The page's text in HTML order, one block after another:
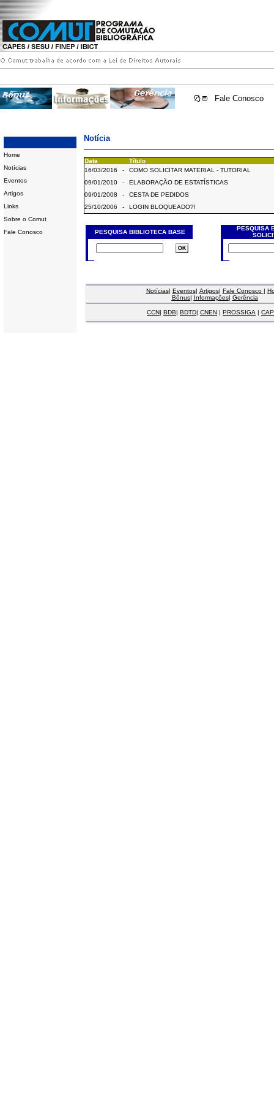
Fale Conosco
Home
Notícias
Eventos
Artigos
Links
Sobre o Comut
Fale Conosco
Notícia
Data
Título
16/03/2016
-
COMO SOLICITAR MATERIAL - TUTORIAL
09/01/2010
-
ELABORAÇÃO DE ESTATÍSTICAS
09/01/2008
-
CESTA DE PEDIDOS
25/10/2006
- LOGIN BLOQUEADO?!
PESQUISA BIBLIOTECA BASE
PESQUISA
Notícias| Eventos| Artigos| Fale Conosco |
Bônus| Informações| Gerência
CCN| BDB| BDTD| CNEN | PROSSIGA |